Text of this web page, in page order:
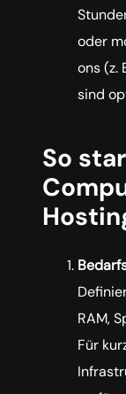
oder
ons (z.
sind
So
RAM,
Für